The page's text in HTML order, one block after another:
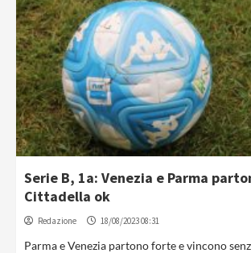
Serie B, 1a: Venezia e Parma
Cittadella ok
Redazione 18/08/2023 08:31
Parma e Venezia partono forte e vincono